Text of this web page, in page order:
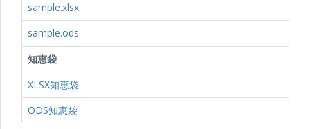
sample.xlsx
sample.ods
知恵袋
XLSX知恵袋
ODS知恵袋